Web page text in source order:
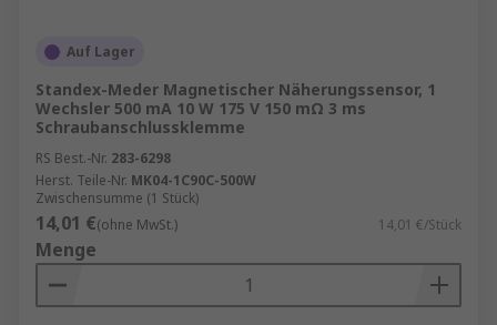
Auf Lager
Standex-Meder Magnetischer Näherungssensor, 1
Wechsler 500 mA 10 W 175 V 150 mΩ 3 ms
Schraubanschlussklemme
RS Best.-Nr. 283-6298
Herst. Teile-Nr. MK04-1C90C-500W
Zwischensumme (1 Stück)
14,01 €(ohne MwSt.) 14,01 €/Stück
Menge